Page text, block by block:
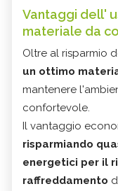
Vantaggi dell'
materiale da
Oltre al risparmio
un ottimo
mantenere
confortevole.
Il vantaggio
risparmiando
energetici per il
raffreddamento